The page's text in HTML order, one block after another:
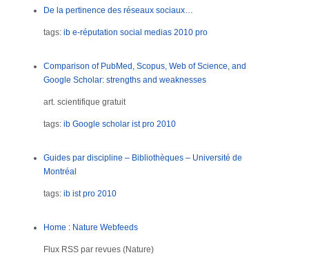
De la pertinence des réseaux sociaux…
tags: ib e-réputation social medias 2010 pro
Comparison of PubMed, Scopus, Web of Science, and
Google Scholar: strengths and weaknesses
art. scientifique gratuit
tags: ib Google scholar ist pro 2010
Guides par discipline – Bibliothèques – Université de
Montréal
tags: ib ist pro 2010
Home : Nature Webfeeds
Flux RSS par revues (Nature)